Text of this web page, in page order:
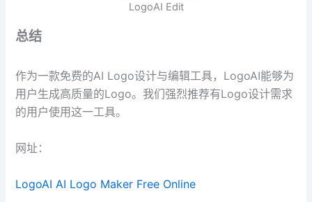
LogoAI Edit
总结
作为一款免费的AI Logo设计与编辑工具，LogoAI能够为
用户生成高质量的Logo。我们强烈推荐有Logo设计需求
的用户使用这一工具。
网址：
LogoAI AI Logo Maker Free Online